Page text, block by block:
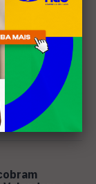
no Diveneta
sábado (8)